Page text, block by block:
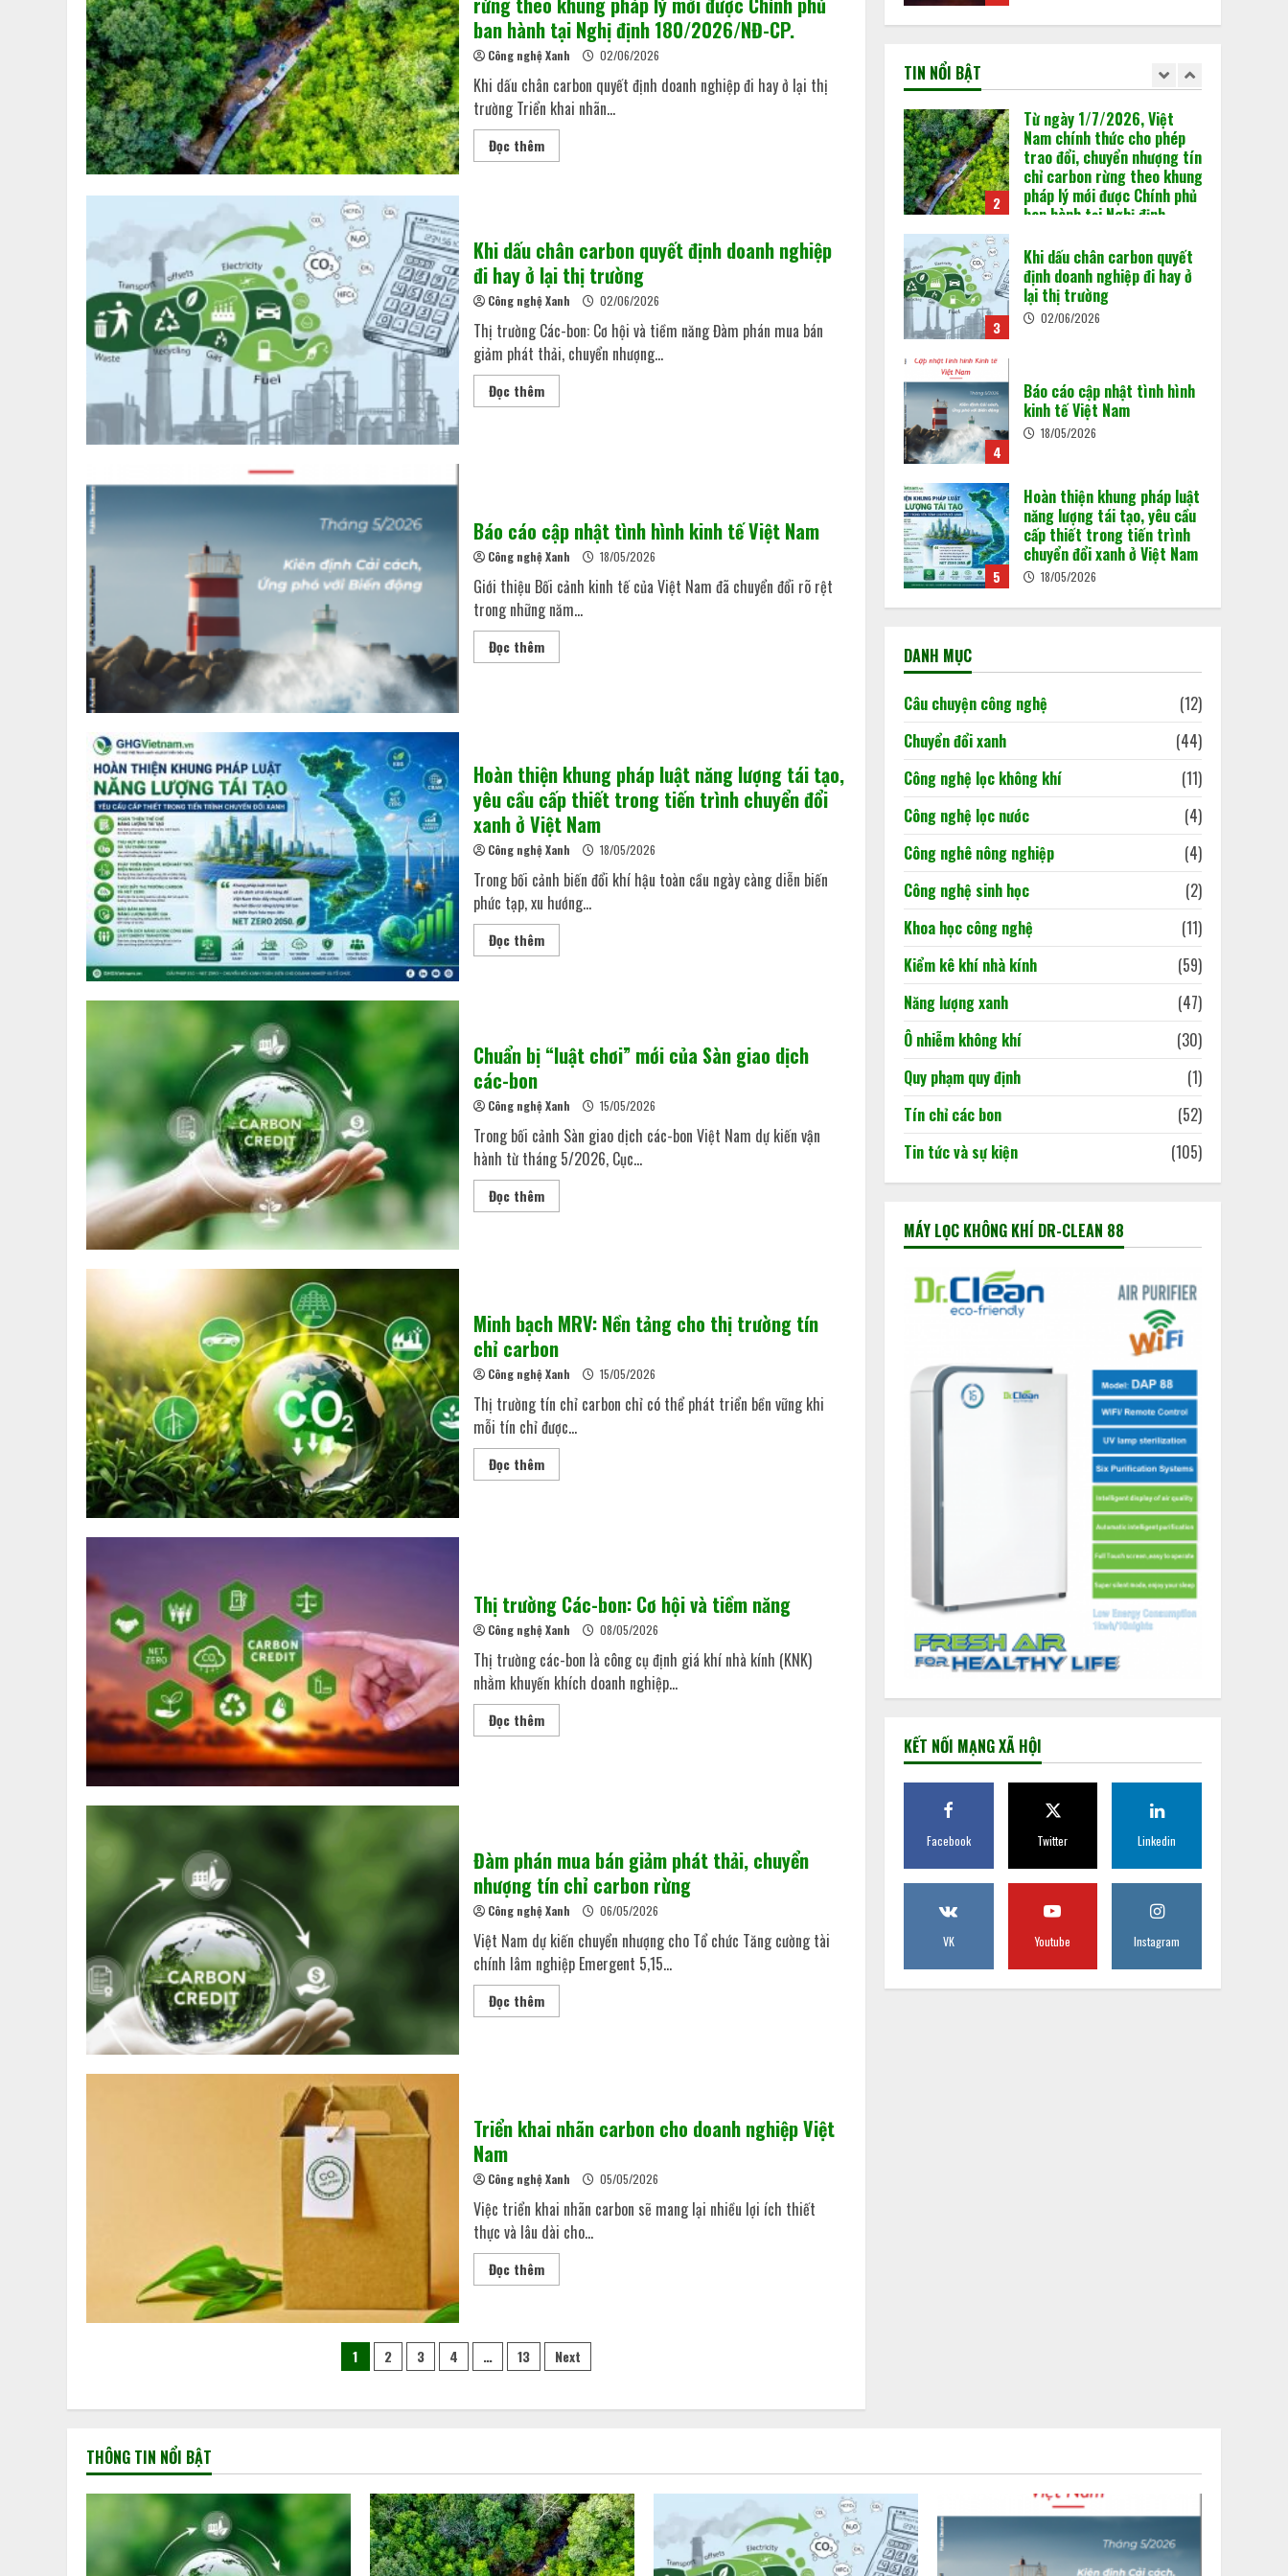
ban hành tại Nghị định 180/2026/NĐ-CP.
Công nghệ Xanh 02/06/2026
Khi dấu chân carbon quyết định doanh nghiệp đi hay ở lại thị
trường Triển khai nhãn...
Đọc thêm
Khi dấu chân carbon quyết định doanh nghiệp
đi hay ở lại thị trường
Công nghệ Xanh 02/06/2026
Thị trường Các-bon: Cơ hội và tiềm năng Đàm phán mua bán
giảm phát thải, chuyển nhượng...
Đọc thêm
Báo cáo cập nhật tình hình kinh tế Việt Nam
Công nghệ Xanh 18/05/2026
Giới thiệu Bối cảnh kinh tế của Việt Nam đã chuyển đổi rõ rệt
trong những năm...
Đọc thêm
Hoàn thiện khung pháp luật năng lượng tái tạo,
yêu cầu cấp thiết trong tiến trình chuyển đổi
xanh ở Việt Nam
Công nghệ Xanh 18/05/2026
Trong bối cảnh biến đổi khí hậu toàn cầu ngày càng diễn biến
phức tạp, xu hướng...
Đọc thêm
Chuẩn bị “luật chơi” mới của Sàn giao dịch
các-bon
Công nghệ Xanh 15/05/2026
Trong bối cảnh Sàn giao dịch các-bon Việt Nam dự kiến vận
hành từ tháng 5/2026, Cục...
Đọc thêm
Minh bạch MRV: Nền tảng cho thị trường tín
chỉ carbon
Công nghệ Xanh 15/05/2026
Thị trường tín chỉ carbon chỉ có thể phát triển bền vững khi
mỗi tín chỉ được...
Đọc thêm
Thị trường Các-bon: Cơ hội và tiềm năng
Công nghệ Xanh 08/05/2026
Thị trường các-bon là công cụ định giá khí nhà kính (KNK)
nhằm khuyến khích doanh nghiệp...
Đọc thêm
Đàm phán mua bán giảm phát thải, chuyển
nhượng tín chỉ carbon rừng
Công nghệ Xanh 06/05/2026
Việt Nam dự kiến chuyển nhượng cho Tổ chức Tăng cường tài
chính lâm nghiệp Emergent 5,15...
Đọc thêm
Triển khai nhãn carbon cho doanh nghiệp Việt
Nam
Công nghệ Xanh 05/05/2026
Việc triển khai nhãn carbon sẽ mang lại nhiều lợi ích thiết
thực và lâu dài cho...
Đọc thêm
1 2 3 4 … 13 Next
1
Từ ngày 1/7/2026, Việt
chỉ carbon rừng theo khung
ban hành tại Nghị định
180/2026/NĐ-CP.
02/06/2026
2
Khi dấu chân carbon quyết
định doanh nghiệp đi hay ở
lại thị trường
3
Chuẩn bị “luật chơi” mới
của Sàn giao dịch các-bon
4
Minh bạch MRV: Nền tảng
cho thị trường tín chỉ
TIN NỔI BẬT
2
Từ ngày 1/7/2026, Việt
Nam chính thức cho phép
trao đổi, chuyển nhượng tín
chỉ carbon rừng theo khung
pháp lý mới được Chính phủ
ban hành tại Nghị định
02/06/2026
3
Khi dấu chân carbon quyết
định doanh nghiệp đi hay ở
lại thị trường
02/06/2026
4
Báo cáo cập nhật tình hình
kinh tế Việt Nam
18/05/2026
5
Hoàn thiện khung pháp luật
năng lượng tái tạo, yêu cầu
cấp thiết trong tiến trình
chuyển đổi xanh ở Việt Nam
18/05/2026
1
xanh
29/06/2026
2
Nam chính thức cho phép
trao đổi, chuyển nhượng tín
chỉ carbon rừng theo khung
pháp lý mới được Chính phủ
ban hành tại Nghị định
180/2026/NĐ-CP.
3
Khi dấu chân carbon quyết
định doanh nghiệp đi hay ở
lại thị trường
4
Báo cáo cập nhật tình hình
18/05/2026
DANH MỤC
Câu chuyện công nghệ
(12)
Chuyển đổi xanh
(44)
Công nghệ lọc không khí
(11)
Công nghệ lọc nước
(4)
Công nghê nông nghiệp
(4)
Công nghệ sinh học
(2)
Khoa học công nghệ
(11)
Kiểm kê khí nhà kính
(59)
Năng lượng xanh
(47)
Ô nhiễm không khí
(30)
Quy phạm quy định
(1)
Tín chỉ các bon
(52)
Tin tức và sự kiện
(105)
MÁY LỌC KHÔNG KHÍ DR-CLEAN 88
KẾT NỐI MẠNG XÃ HỘI
Facebook Twitter Linkedin
VK Youtube Instagram
THÔNG TIN NỔI BẬT